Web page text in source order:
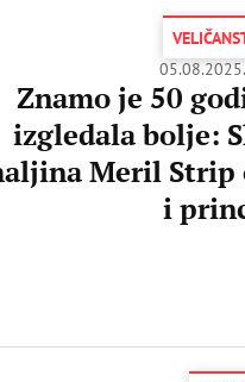
Znamo je 50
izgledala bolje:
Meril Strip
i